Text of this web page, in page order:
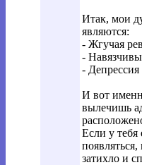
Итак, мои
являются:
- Жгучая
-
-
И вот
вылечишь
Если у тебя
затихло и